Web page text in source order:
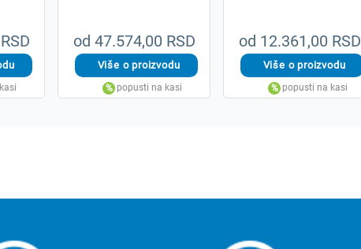
od 47.574,00 RSD od 12.361,00 RSD